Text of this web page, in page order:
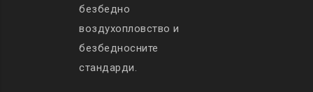
безбедно
воздухопловство и
безбедносните
стандарди.